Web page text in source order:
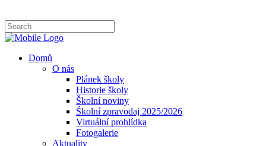
Domů
O nás
Plánek školy
Historie školy
Školní noviny
Školní zpravodaj 2025/2026
Virtuální prohlídka
Fotogalerie
Aktuality